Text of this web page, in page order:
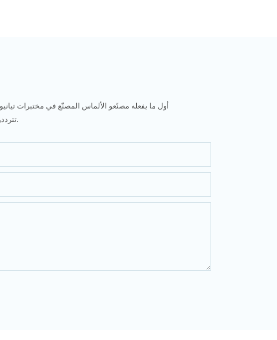
أول ما يفعله مصنّعو الألماس المصنّع في مختبرات
تترددوا في طرح أفكاركم وطرح العديد من الأسئلة.